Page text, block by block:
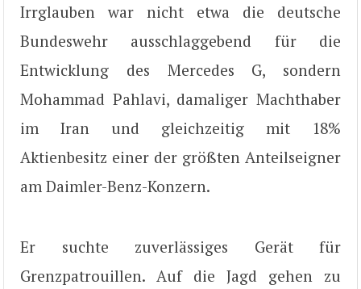
Irrglauben war nicht etwa die deutsche
Bundeswehr ausschlaggebend für die
Entwicklung des Mercedes G, sondern
Mohammad Pahlavi, damaliger Machthaber
im Iran und gleichzeitig mit 18%
Aktienbesitz einer der größten Anteilseigner
am Daimler-Benz-Konzern.
Er suchte zuverlässiges Gerät für
Grenzpatrouillen. Auf die Jagd gehen zu